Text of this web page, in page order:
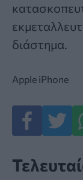
διάστημα.
Apple iPhone